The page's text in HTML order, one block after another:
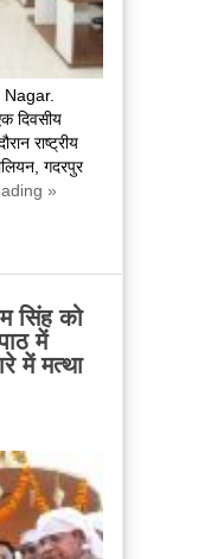
दिवसीय
राष्ट्रीय
गदरपुर
»
सिंह को
में
में मत्था